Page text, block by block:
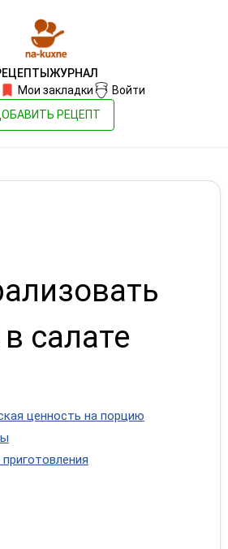
ЖУРНАЛ
Мои закладки
Войти
РЕЦЕПТ
в салате
ценность на порцию